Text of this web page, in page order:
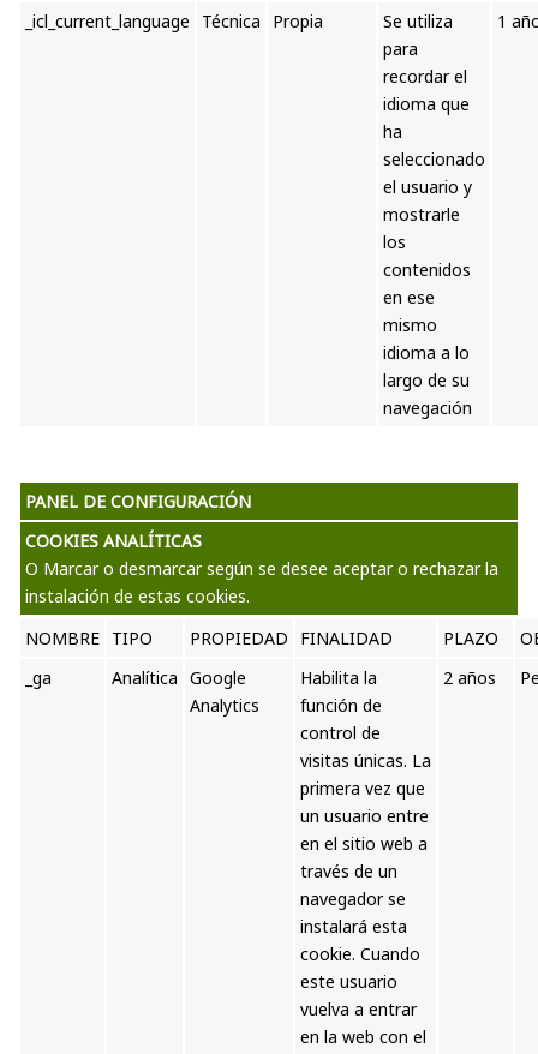
_icl_current_language Técnica Propia
Se utiliza
para
recordar el
idioma que
ha
seleccionado
el usuario y
mostrarle
los
contenidos
en ese
mismo
idioma a lo
largo de su
navegación
1
PANEL DE CONFIGURACIÓN
COOKIES ANALÍTICAS
O Marcar o desmarcar según se desee aceptar o rechazar la
instalación de estas cookies.
NOMBRE TIPO PROPIEDAD FINALIDAD PLAZO
_ga
Analítica Google
Analytics
Habilita la
función de
control de
visitas únicas. La
primera vez que
un usuario entre
en el sitio web a
través de un
navegador se
instalará esta
cookie. Cuando
este usuario
vuelva a entrar
en la web con el
2 años